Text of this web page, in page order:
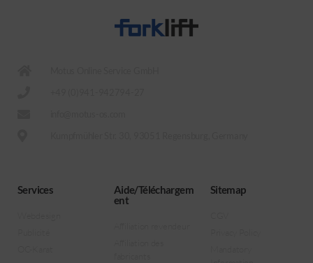
Services
Aide/Téléchargem
ent
Sitemap